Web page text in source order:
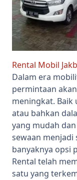
Rental Mobil
Dalam era
permintaan
meningkat. Baik
atau bahkan
yang mudah
sewaan menjadi
banyaknya opsi
Rental telah
satu yang